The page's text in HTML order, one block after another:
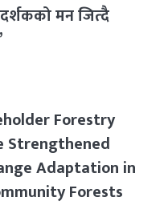
मन जित्दै
Forestry
Strengthened
Adaptation in
Forests